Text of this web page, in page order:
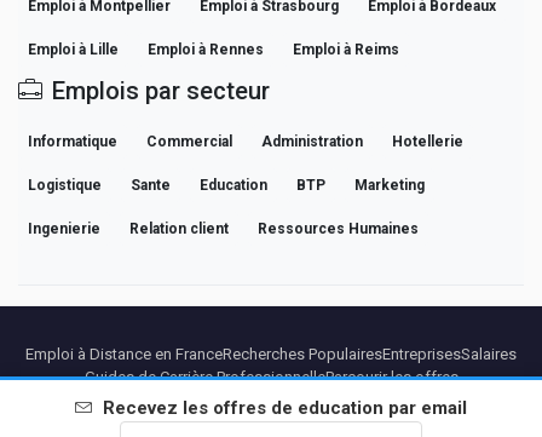
Emploi à Montpellier Emploi à Strasbourg Emploi à Bordeaux
Emploi à Lille Emploi à Rennes Emploi à Reims
Emplois par secteur
Informatique Commercial Administration Hotellerie
Logistique Sante Education BTP Marketing
Ingenierie Relation client Ressources Humaines
Recevez les offres de education par email
Emploi à Distance en FranceRecherches PopulairesEntreprisesSalaires
Guides de Carrière ProfessionnelleParcourir les offres